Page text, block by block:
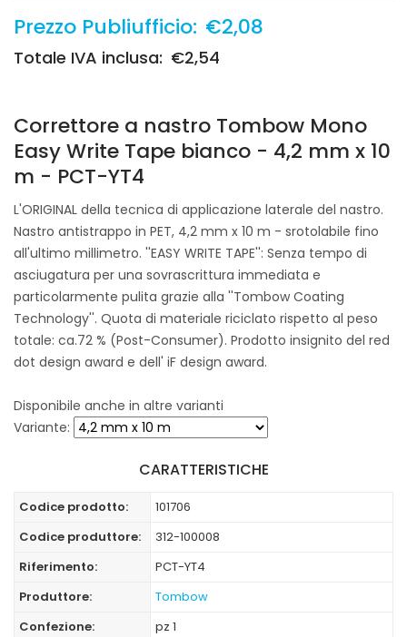
Prezzo Publiufficio: €2,08
Totale IVA inclusa: €2,54
Correttore a nastro Tombow Mono
Easy Write Tape bianco - 4,2 mm x 10
m - PCT-YT4
L'ORIGINAL della tecnica di applicazione laterale del nastro.
Nastro antistrappo in PET, 4,2 mm x 10 m - srotolabile fino
all'ultimo millimetro. ''EASY WRITE TAPE'': Senza tempo di
asciugatura per una sovrascrittura immediata e
particolarmente pulita grazie alla ''Tombow Coating
Technology''. Quota di materiale riciclato rispetto al peso
totale: ca.72 % (Post-Consumer). Prodotto insignito del red
dot design award e dell' iF design award.
Disponibile anche in altre varianti
Variante:
CARATTERISTICHE
Codice prodotto:
101706
Codice produttore:
312-100008
Riferimento:
PCT-YT4
Produttore:
Tombow
Confezione:
pz 1